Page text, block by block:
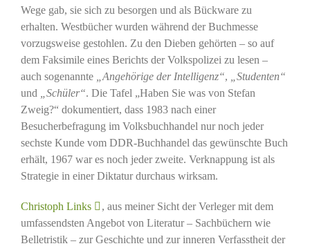
Wege gab, sie sich zu besorgen und als Bückware zu
erhalten. Westbücher wurden während der Buchmesse
vorzugsweise gestohlen. Zu den Dieben gehörten – so auf
dem Faksimile eines Berichts der Volkspolizei zu lesen –
auch sogenannte
„Angehörige der Intelligenz“,
„Studenten“
und
„Schüler“. Die Tafel „Haben Sie was von Stefan
Zweig?“ dokumentiert, dass 1983 nach einer
Besucherbefragung im Volksbuchhandel nur noch jeder
sechste Kunde vom DDR-Buchhandel das gewünschte Buch
erhält, 1967 war es noch jeder zweite. Verknappung ist als
Strategie in einer Diktatur durchaus wirksam.
Christoph Links
, aus meiner Sicht der Verleger mit dem
umfassendsten Angebot von Literatur – Sachbüchern wie
Belletristik – zur Geschichte und zur inneren Verfasstheit der